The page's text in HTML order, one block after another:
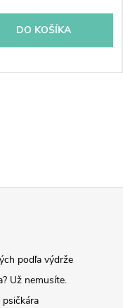
DO KOŠÍKA
podľa výdrže
Už nemusíte.